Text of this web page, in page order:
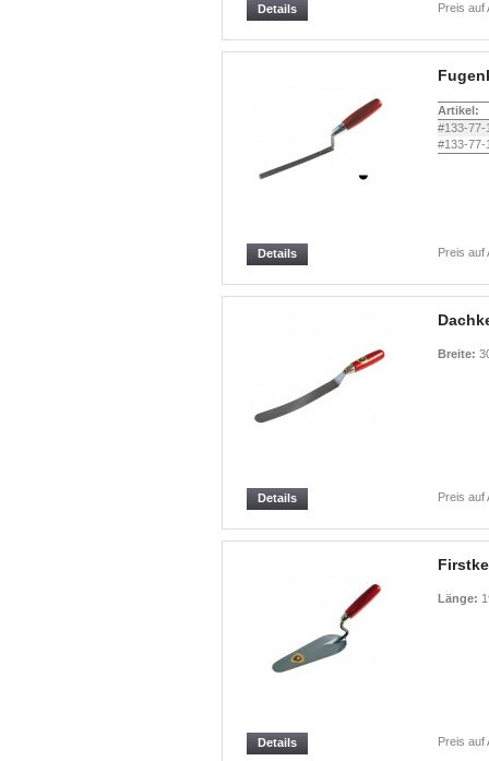
Preis auf
Details
Artikel:
#133-77-
#133-77-
Preis auf
Details
Breite:
Preis auf
Details
Länge:
Preis auf
Details